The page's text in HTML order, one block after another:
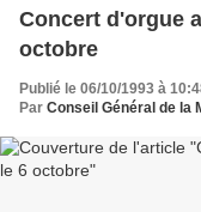
Concert d'orgue
octobre
Publié le 06/10/1993 à
Par Conseil Général de la